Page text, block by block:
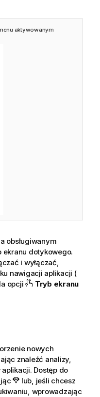
aktywowanym
obsługiwanym
ekranu dotykowego.
i wyłączać,
nawigacji aplikacji (
opcji
Tryb ekranu
nowych
znaleźć analizy,
Dostęp do
lub, jeśli chcesz
wprowadzając